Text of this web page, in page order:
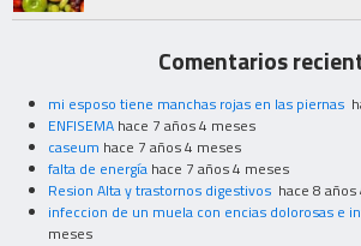
Comentarios
mi esposo tiene manchas rojas en las piernas
ENFISEMA hace 7 años 4 meses
caseum hace 7 años 4 meses
falta de energía hace 7 años 4 meses
Resion Alta y trastornos digestivos hace 8
infeccion de un muela con encias dolorosas e
meses